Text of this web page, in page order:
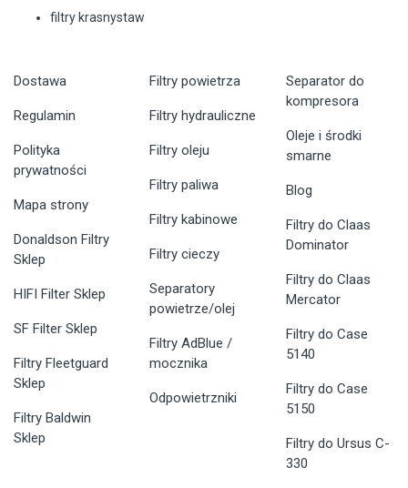
filtry krasnystaw
Dostawa
Regulamin
Polityka
prywatności
Mapa strony
Donaldson Filtry
Sklep
HIFI Filter Sklep
SF Filter Sklep
Filtry Fleetguard
Sklep
Filtry Baldwin
Sklep
Filtry powietrza
Filtry hydrauliczne
Filtry oleju
Filtry paliwa
Filtry kabinowe
Filtry cieczy
Separatory
powietrze/olej
Filtry AdBlue /
mocznika
Odpowietrzniki
Separator do
kompresora
Oleje i środki
smarne
Blog
Filtry do Claas
Dominator
Filtry do Claas
Mercator
Filtry do Case
5140
Filtry do Case
5150
Filtry do Ursus C-
330